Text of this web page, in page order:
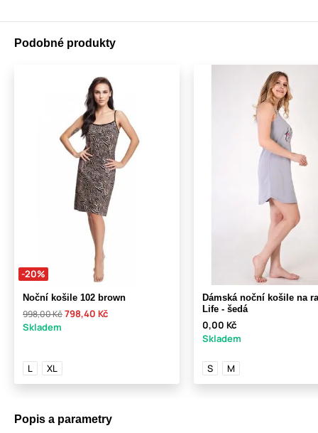
Podobné produkty
-20%
Noční košile 102 brown
998,00 Kč798,40 Kč
Skladem
L XL
Dámská noční košile na
Life - šedá
0,00 Kč
Skladem
S M
Popis a parametry